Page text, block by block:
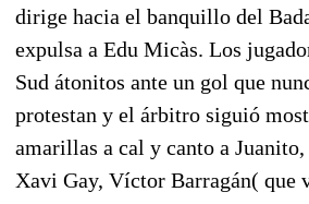
dirige hacia el banquillo del
expulsa a Edu Micàs. Los
Sud átonitos ante un gol que
protestan y el árbitro siguió
amarillas a cal y canto a
Xavi Gay, Víctor Barragán( que